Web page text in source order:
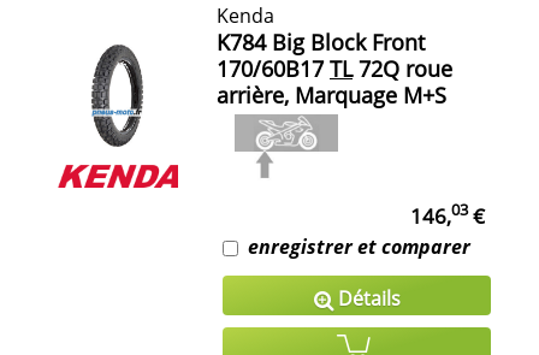
Kenda
K784 Big Block Front
170/60B17 TL72Q roue
arrière, Marquage M+S
146,03€
enregistrer et comparer
Détails